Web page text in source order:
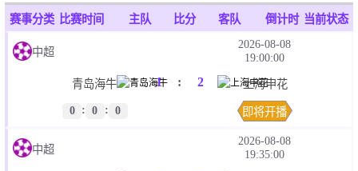
足球录像
NBA
篮球直播
赛事分类 比赛时间 主队 比分 客队 倒计时 当前状态
中超
2026-08-08
19:00:00
青岛海牛 1 : 2 上海申花
0 : 0 : 0 即将开播
中超
2026-08-08
19:35:00